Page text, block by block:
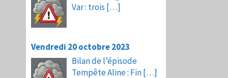
Var : trois […]
Vendredi 20 octobre 2023
Bilan de l’épisode
Tempête Aline : Fin[…]